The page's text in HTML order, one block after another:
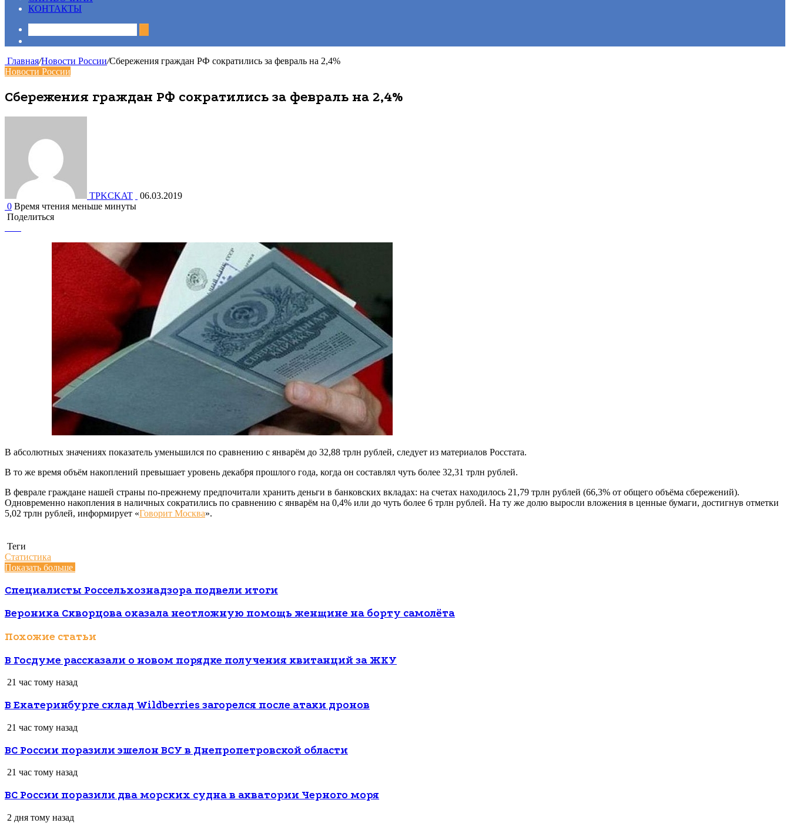
КОНТАКТЫ
Главная/Новости России/Сбережения граждан РФ сократились за февраль на 2,4%
Новости России
Сбережения граждан РФ сократились за февраль на 2,4%
TPKCKAT
06.03.2019
0 Время чтения меньше минуты
Поделиться
В абсолютных значениях показатель уменьшился по сравнению с январём до 32,88 трлн рублей, следует из материалов Росстата.
В то же время объём накоплений превышает уровень декабря прошлого года, когда он составлял чуть более 32,31 трлн рублей.
В феврале граждане нашей страны по-прежнему предпочитали хранить деньги в банковских вкладах: на счетах находилось 21,79 трлн рублей (66,3% от общего объёма сбережений).
Одновременно накопления в наличных сократились по сравнению с январём на 0,4% или до чуть более 6 трлн рублей. На ту же долю выросли вложения в ценные бумаги, достигнув отметки
5,02 трлн рублей, информирует «Говорит Москва».
Теги
Статистика
Показать больше
Специалисты Россельхознадзора подвели итоги
Вероника Скворцова оказала неотложную помощь женщине на борту самолёта
Похожие статьи
В Госдуме рассказали о новом порядке получения квитанций за ЖКУ
21 час тому назад
В Екатеринбурге склад Wildberries загорелся после атаки дронов
21 час тому назад
ВС России поразили эшелон ВСУ в Днепропетровской области
21 час тому назад
ВС России поразили два морских судна в акватории Черного моря
2 дня тому назад